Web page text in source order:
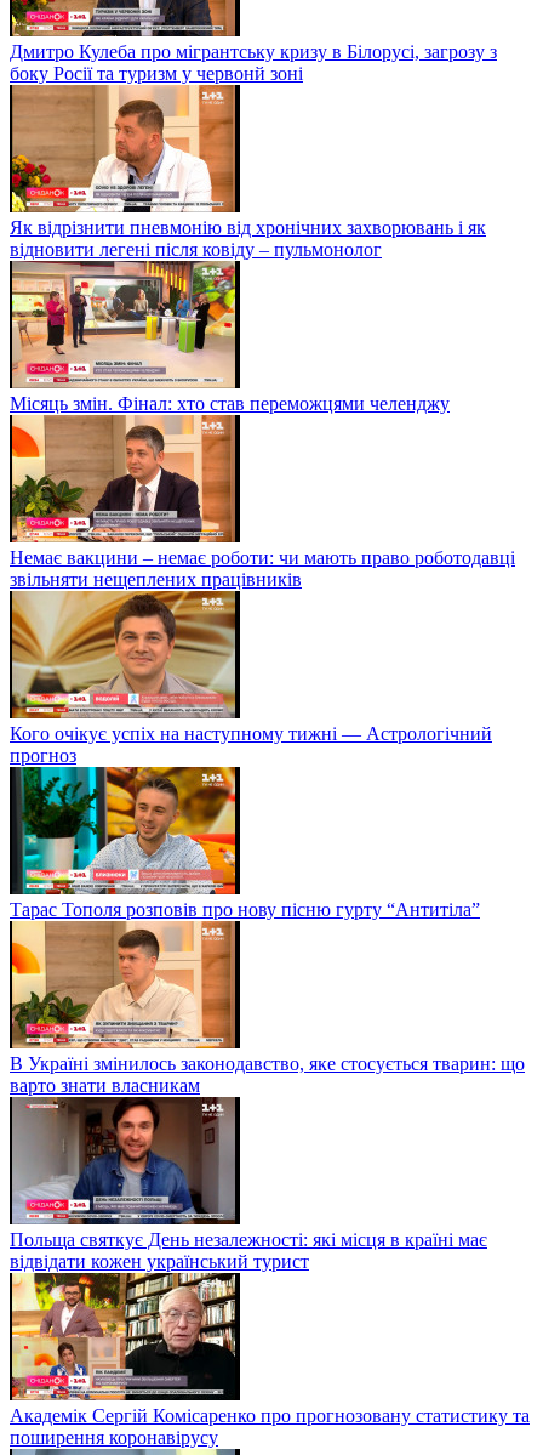
Дмитро Кулеба про мігрантську кризу в Білорусі, загрозу з
боку Росії та туризм у червонй зоні
Як відрізнити пневмонію від хронічних захворювань і як
відновити легені після ковіду – пульмонолог
Місяць змін. Фінал: хто став переможцями челенджу
Немає вакцини – немає роботи: чи мають право роботодавці
звільняти нещеплених працівників
Кого очікує успіх на наступному тижні — Астрологічний
прогноз
Тарас Тополя розповів про нову пісню гурту “Антитіла”
В Україні змінилось законодавство, яке стосується тварин: що
варто знати власникам
Польща святкує День незалежності: які місця в країні має
відвідати кожен український турист
Академік Сергій Комісаренко про прогнозовану статистику та
поширення коронавірусу